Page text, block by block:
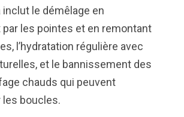
inclut le démêlage en
les pointes et en remontant
l’hydratation régulière avec
et le bannissement des
chauds qui peuvent
boucles.